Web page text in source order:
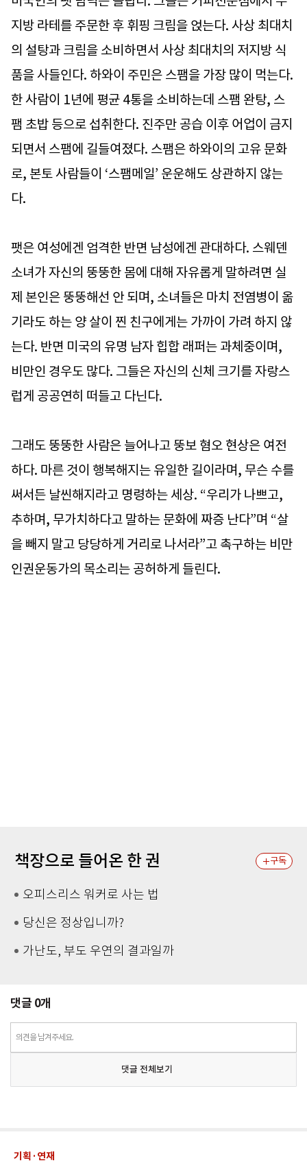
지방 라테를 주문한 후 휘핑 크림을 얹는다. 사상 최대치
의 설탕과 크림을 소비하면서 사상 최대치의 저지방 식
품을 사들인다. 하와이 주민은 스팸을 가장 많이 먹는다.
한 사람이 1년에 평균 4통을 소비하는데 스팸 완탕, 스
팸 초밥 등으로 섭취한다. 진주만 공습 이후 어업이 금지
되면서 스팸에 길들여졌다. 스팸은 하와이의 고유 문화
로, 본토 사람들이 ‘스팸메일’ 운운해도 상관하지 않는
다.
팻은 여성에겐 엄격한 반면 남성에겐 관대하다. 스웨덴
소녀가 자신의 뚱뚱한 몸에 대해 자유롭게 말하려면 실
제 본인은 뚱뚱해선 안 되며, 소녀들은 마치 전염병이 옮
기라도 하는 양 살이 찐 친구에게는 가까이 가려 하지 않
는다. 반면 미국의 유명 남자 힙합 래퍼는 과체중이며,
비만인 경우도 많다. 그들은 자신의 신체 크기를 자랑스
럽게 공공연히 떠들고 다닌다.
그래도 뚱뚱한 사람은 늘어나고 뚱보 혐오 현상은 여전
하다. 마른 것이 행복해지는 유일한 길이라며, 무슨 수를
써서든 날씬해지라고 명령하는 세상. “우리가 나쁘고,
추하며, 무가치하다고 말하는 문화에 짜증 난다”며 “살
을 빼지 말고 당당하게 거리로 나서라”고 촉구하는 비만
인권운동가의 목소리는 공허하게 들린다.
책장으로 들어온 한 권 구독
오피스리스 워커로 사는 법
당신은 정상입니까?
가난도, 부도 우연의 결과일까
댓글 0개
의견을 남겨주세요.
댓글 전체보기
기획·연재